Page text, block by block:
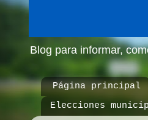
Blog para informar,
Página principal
Elecciones